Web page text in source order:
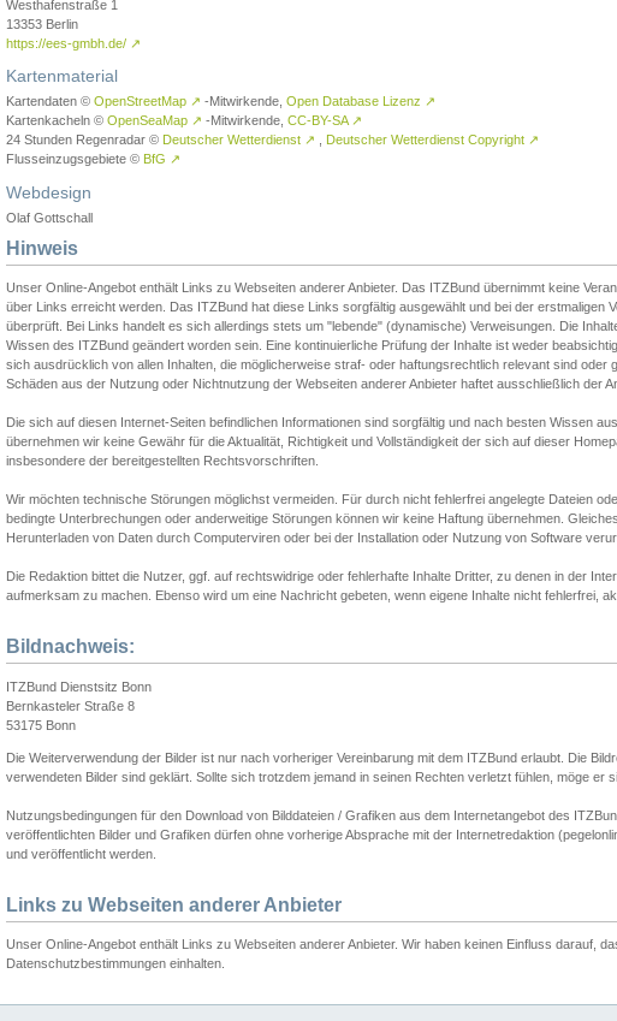
Westhafenstraße 1
13353 Berlin
https://ees-gmbh.de/ ↗
Kartenmaterial
Kartendaten © OpenStreetMap ↗ -Mitwirkende, Open Database Lizenz ↗
Kartenkacheln © OpenSeaMap ↗ -Mitwirkende, CC-BY-SA ↗
24 Stunden Regenradar © Deutscher Wetterdienst ↗ Deutscher Wetterdienst Copyright ↗
Flusseinzugsgebiete © BfG ↗
Webdesign
Olaf Gottschall
Hinweis
Unser Online-Angebot enthält Links zu Webseiten anderer Anbieter. Das ITZBund übernimmt keine
über Links erreicht werden. Das ITZBund hat diese Links sorgfältig ausgewählt und bei der erstmaligen
überprüft. Bei Links handelt es sich allerdings stets um "lebende" (dynamische) Verweisungen. Die
Wissen des ITZBund geändert worden sein. Eine kontinuierliche Prüfung der Inhalte ist weder
sich ausdrücklich von allen Inhalten, die möglicherweise straf- oder haftungsrechtlich relevant sind oder
Schäden aus der Nutzung oder Nichtnutzung der Webseiten anderer Anbieter haftet ausschließlich der
Die sich auf diesen Internet-Seiten befindlichen Informationen sind sorgfältig und nach besten Wissen
übernehmen wir keine Gewähr für die Aktualität, Richtigkeit und Vollständigkeit der sich auf dieser
insbesondere der bereitgestellten Rechtsvorschriften.
Wir möchten technische Störungen möglichst vermeiden. Für durch nicht fehlerfrei angelegte Dateien
bedingte Unterbrechungen oder anderweitige Störungen können wir keine Haftung übernehmen.
Herunterladen von Daten durch Computerviren oder bei der Installation oder Nutzung von Software
Die Redaktion bittet die Nutzer, ggf. auf rechtswidrige oder fehlerhafte Inhalte Dritter, zu denen in der
aufmerksam zu machen. Ebenso wird um eine Nachricht gebeten, wenn eigene Inhalte nicht fehlerfrei,
Bildnachweis:
ITZBund Dienstsitz Bonn
Bernkasteler Straße 8
53175 Bonn
Die Weiterverwendung der Bilder ist nur nach vorheriger Vereinbarung mit dem ITZBund erlaubt. Die
verwendeten Bilder sind geklärt. Sollte sich trotzdem jemand in seinen Rechten verletzt fühlen, möge er
Nutzungsbedingungen für den Download von Bilddateien / Grafiken aus dem Internetangebot des
veröffentlichten Bilder und Grafiken dürfen ohne vorherige Absprache mit der Internetredaktion
und veröffentlicht werden.
Links zu Webseiten anderer Anbieter
Unser Online-Angebot enthält Links zu Webseiten anderer Anbieter. Wir haben keinen Einfluss darauf,
Datenschutzbestimmungen einhalten.